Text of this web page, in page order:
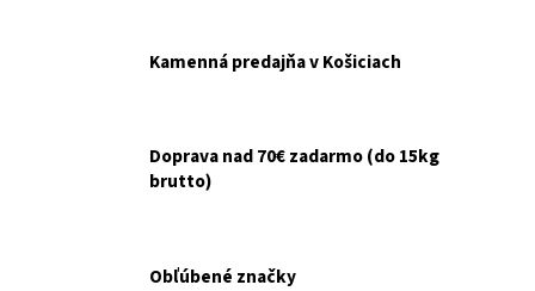
Kamenná predajňa v Košiciach
Doprava nad 70€ zadarmo (do 15kg
brutto)
Obľúbené značky